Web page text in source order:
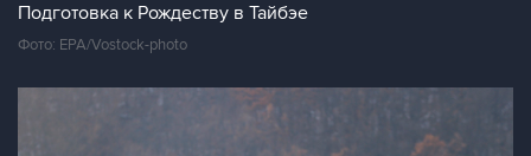
Подготовка к Рождеству в Тайбэе
Фото: EPA/Vostock-photo